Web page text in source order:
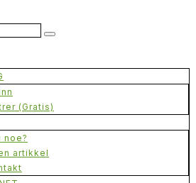
(Gratis)
noe?
artikkel